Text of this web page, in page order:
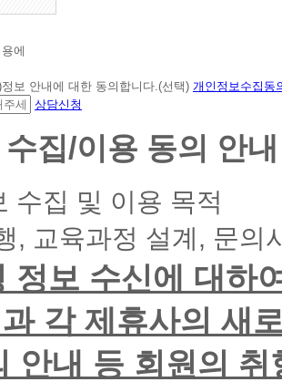
에
보 안내에 대한 동의합니다.(선택) 개인정보수집동
상담신청
집/이용 동의 안내
수집 및 이용 목적
, 교육과정 설계, 문의
정보 수신에 대하
각 제휴사의 새
안내 등 회원의